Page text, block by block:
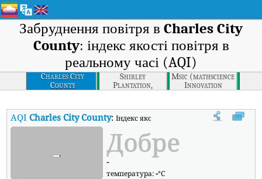
Забруднення повітря в Charles City
County: індекс якості повітря в
реальному часі (AQI)
Charles City
County
Shirley
Plantation,
Richmond
Msic (mathscience
Innovation
Center), Richmond
AQICharles City County:Індекс якості повітря в реальному часі
- Добре
-
температура:-°C